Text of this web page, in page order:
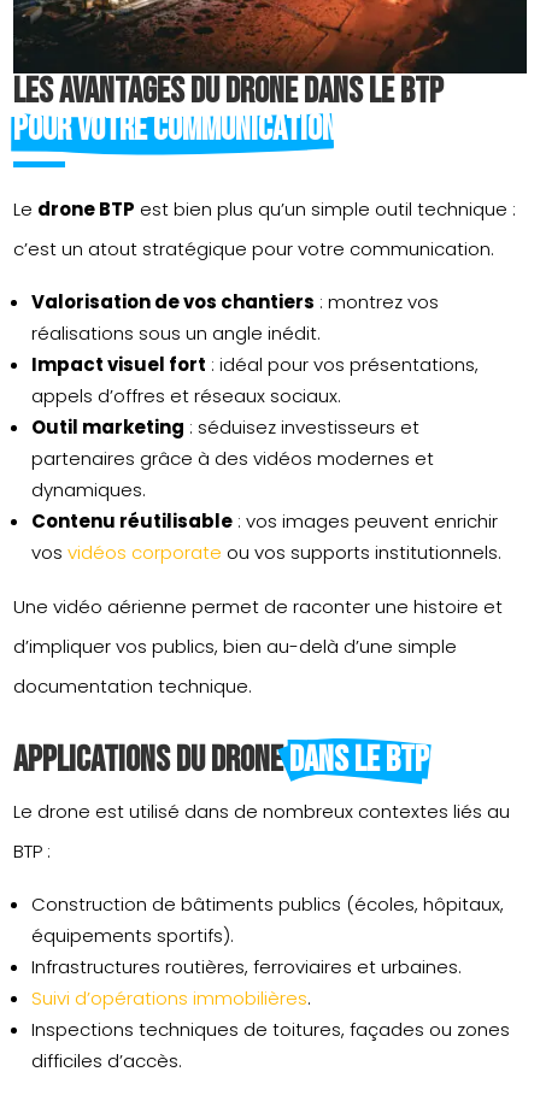
Les avantages du drone dans le BTP
pour votre communication
Le drone BTP est bien plus qu’un simple outil technique :
c’est un atout stratégique pour votre communication.
Valorisation de vos chantiers : montrez vos
réalisations sous un angle inédit.
Impact visuel fort : idéal pour vos présentations,
appels d’offres et réseaux sociaux.
Outil marketing : séduisez investisseurs et
partenaires grâce à des vidéos modernes et
dynamiques.
Contenu réutilisable : vos images peuvent enrichir
vosvidéos corporate ou vos supports institutionnels.
Une vidéo aérienne permet de raconter une histoire et
d’impliquer vos publics, bien au-delà d’une simple
documentation technique.
Applications du drone dans le BTP
Le drone est utilisé dans de nombreux contextes liés au
BTP :
Construction de bâtiments publics (écoles, hôpitaux,
équipements sportifs).
Infrastructures routières, ferroviaires et urbaines.
Suivi d’opérations immobilières.
Inspections techniques de toitures, façades ou zones
difficiles d’accès.